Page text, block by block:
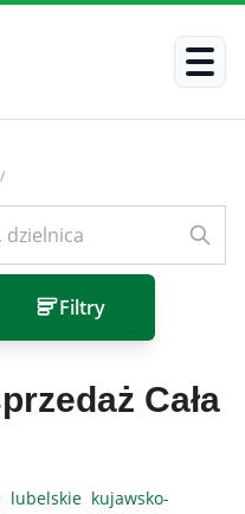
/
Filtry
Cała
lubelskie kujawsko-